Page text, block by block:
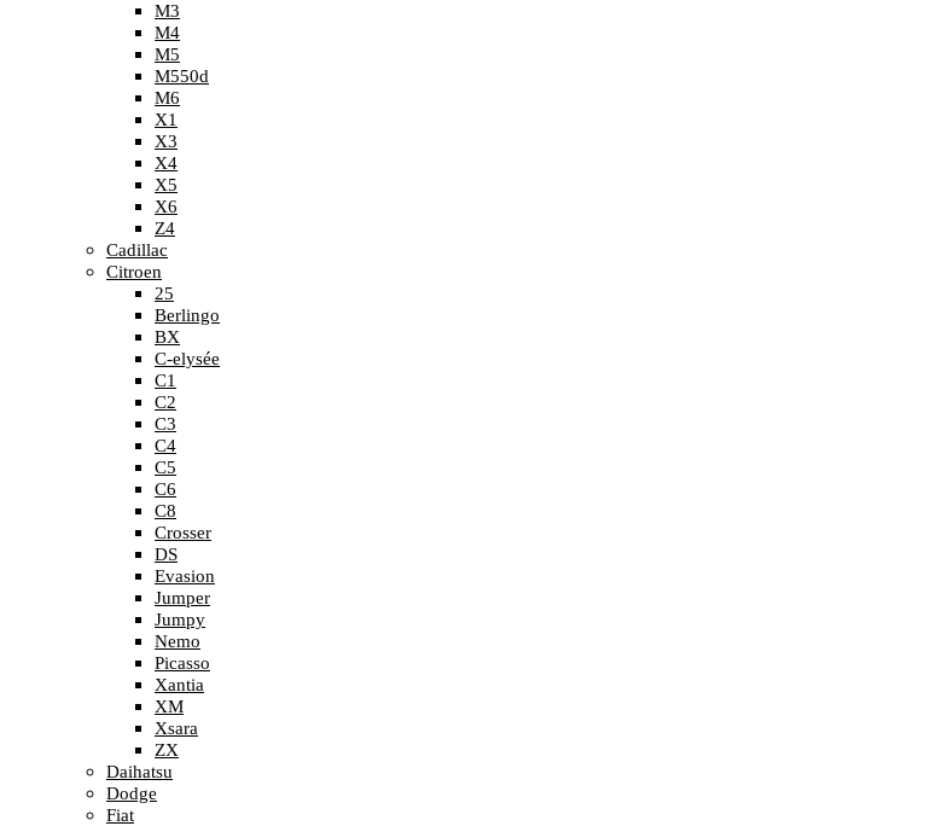
M3
M4
M5
M550d
M6
X1
X3
X4
X5
X6
Z4
Cadillac
Citroen
25
Berlingo
BX
C-elysée
C1
C2
C3
C4
C5
C6
C8
Crosser
DS
Evasion
Jumper
Jumpy
Nemo
Picasso
Xantia
XM
Xsara
ZX
Daihatsu
Dodge
Fiat